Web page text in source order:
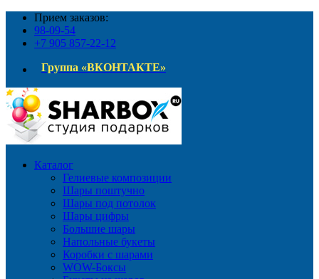
Прием заказов:
98-09-54
+7 905 857-22-12
Группа «ВКОНТАКТЕ»
Каталог
Гелиевые композиции
Шары поштучно
Шары под потолок
Шары цифры
Большие шары
Напольные букеты
Коробки с шарами
WOW-Боксы